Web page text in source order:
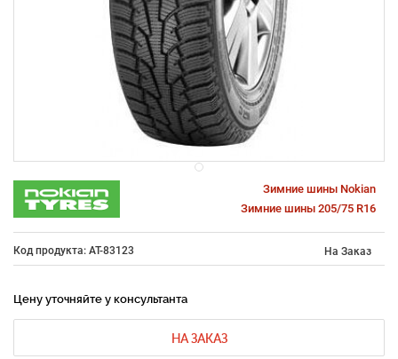
Зимние шины Nokian
Зимние шины 205/75 R16
Код продукта: AT-83123 На Заказ
Цену уточняйте у консультанта
НА ЗАКАЗ